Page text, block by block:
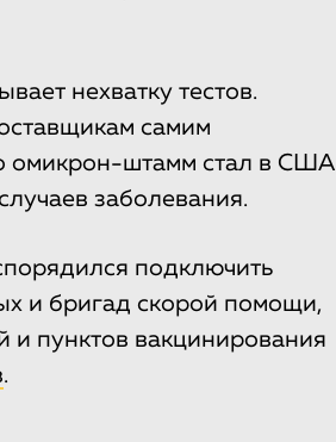
нехватку тестов.
самим
омикрон-штамм стал в США
заболевания.
подключить
и бригад скорой помощи,
и пунктов вакцинирования
.